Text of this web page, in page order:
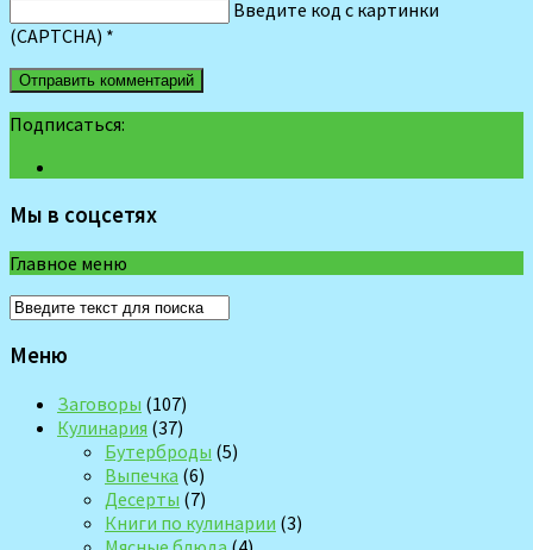
Введите код с картинки
(CAPTCHA) *
Подписаться:
Мы в соцсетях
Главное меню
Меню
Заговоры (107)
Кулинария (37)
Бутерброды (5)
Выпечка (6)
Десерты (7)
Книги по кулинарии (3)